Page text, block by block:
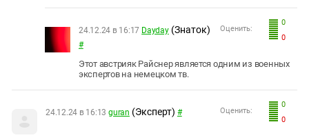
0
0
Оценить:
24.12.24 в 16:17 Dayday (Знаток)
#
Этот австрияк Райснер является одним из военных
экспертов на немецком тв.
0
0
Оценить:
24.12.24 в 16:13 guran (Эксперт) #